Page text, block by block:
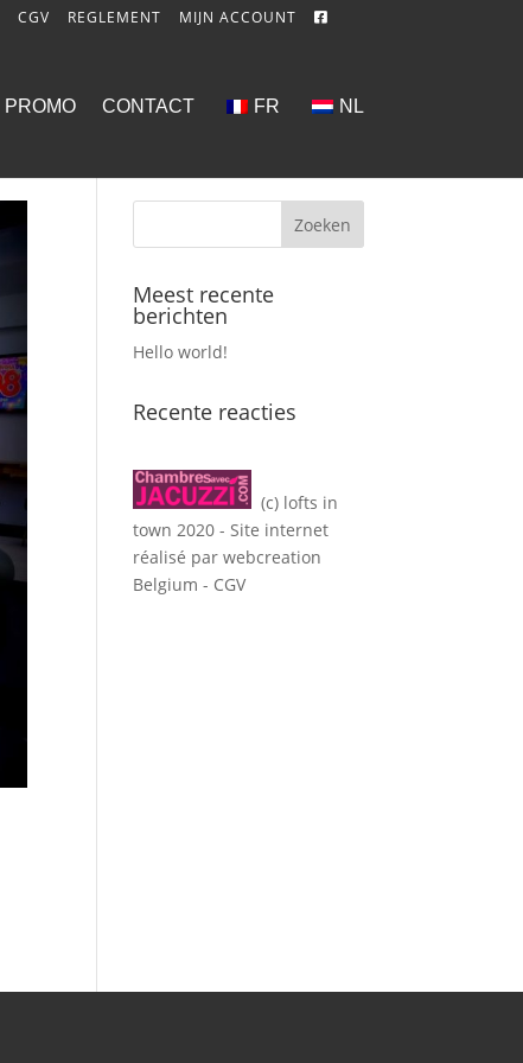
CGV REGLEMENT MIJN ACCOUNT
PROMO CONTACT FR NL
Meest recente
berichten
Hello world!
Recente reacties
(c) lofts in
town 2020 - Site internet
réalisé parwebcreation
Belgium - CGV